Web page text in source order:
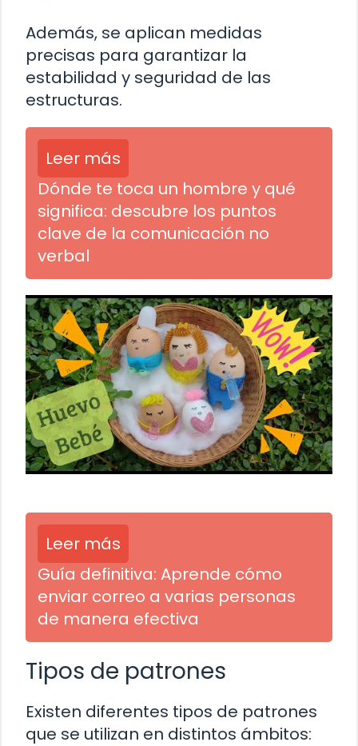
Además, se aplican medidas
precisas para garantizar la
estabilidad y seguridad de las
estructuras.
Leer más
Dónde te toca un hombre y qué
significa: descubre los puntos
clave de la comunicación no
verbal
Leer más
Guía definitiva: Aprende cómo
enviar correo a varias personas
de manera efectiva
Tipos de patrones
Existen diferentes tipos de patrones
que se utilizan en distintos ámbitos: